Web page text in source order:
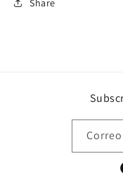
Share